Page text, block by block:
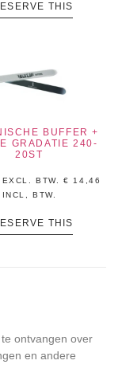
THIS
BUFFER +
GRADATIE 240-
20ST
EXCL. BTW.€ 14,46
INCL, BTW.
THIS
ontvangen over
en andere